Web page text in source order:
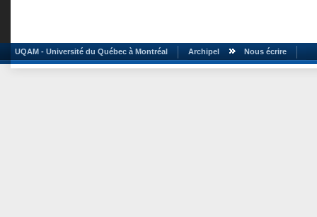
UQAM - Université du Québec à Montréal Archipel Nous écrire